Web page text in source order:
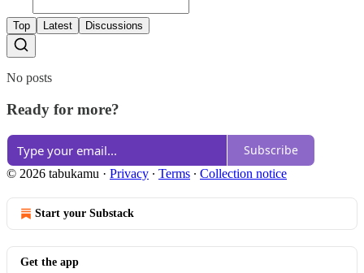
Top Latest Discussions
No posts
Ready for more?
Subscribe
© 2026 tabukamu · Privacy ∙ Terms ∙ Collection notice
Start your Substack
Get the app